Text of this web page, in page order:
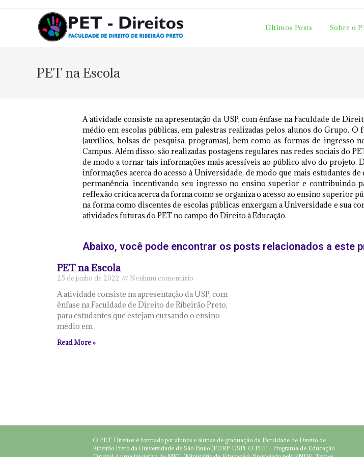
Últimos Posts Sobre o
PET na Escola
A atividade consiste na apresentação da USP, com ênfase na Faculdade de
médio em escolas públicas, em palestras realizadas pelos alunos do Grupo.
(auxílios, bolsas de pesquisa, programas), bem como as formas de
Campus. Além disso, são realizadas postagens regulares nas redes sociais do
de modo a tornar tais informações mais acessíveis ao público alvo do projeto.
informações acerca do acesso à Universidade, de modo que mais estudantes
permanência, incentivando seu ingresso no ensino superior e contribuindo
reflexão crítica acerca da forma como se organiza o acesso ao ensino superior
na forma como discentes de escolas públicas enxergam a Universidade e sua
atividades futuras do PET no campo do Direito à Educação.
Abaixo, você pode encontrar os posts relacionados a este
PET na Escola
25 de junho de 2022 Nenhum comentário
A atividade consiste na apresentação da USP, com
ênfase na Faculdade de Direito de Ribeirão Preto,
para estudantes que estejam cursando o ensino
médio em
Read More »
O PET Direitos é formado por alunos e alunas de graduação da Faculdade de Direito de
Ribeirão Preto da Universidade de São Paulo (FDRP-USP). O PET - Programa de Educação